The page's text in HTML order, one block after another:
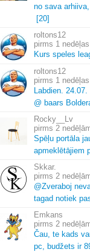
no sava
[20]
roltons12
1 nedēļas
Kurs speles
roltons12
1 nedēļas
Labdien. 24.07.
@ baars
Rocky__Lv
2
Spēļu portāla
apmeklētājiem
Skkar.
2
@Zveraboj
tagad notiek
Emkans
2
Čau, te kads
pc, budžets ir